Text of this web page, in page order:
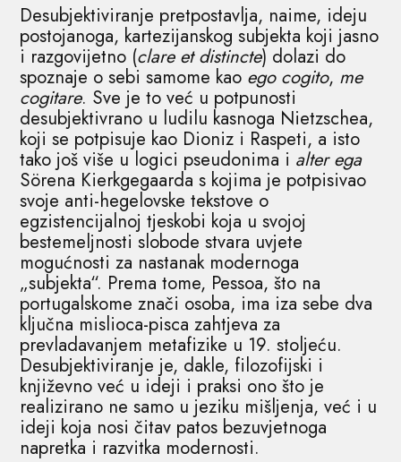
Desubjektiviranje pretpostavlja, naime, ideju
postojanoga, kartezijanskog subjekta koji jasno
i razgovijetno (clare et distincte) dolazi do
spoznaje o sebi samome kao ego cogito, me
cogitare. Sve je to već u potpunosti
desubjektivrano u ludilu kasnoga Nietzschea,
koji se potpisuje kao Dioniz i Raspeti, a isto
tako još više u logici pseudonima i alter ega
Sörena Kierkgegaarda s kojima je potpisivao
svoje anti-hegelovske tekstove o
egzistencijalnoj tjeskobi koja u svojoj
bestemeljnosti slobode stvara uvjete
mogućnosti za nastanak modernoga
„subjekta“. Prema tome, Pessoa, što na
portugalskome znači osoba, ima iza sebe dva
ključna mislioca-pisca zahtjeva za
prevladavanjem metafizike u 19. stoljeću.
Desubjektiviranje je, dakle, filozofijski i
književno već u ideji i praksi ono što je
realizirano ne samo u jeziku mišljenja, već i u
ideji koja nosi čitav patos bezuvjetnoga
napretka i razvitka modernosti.